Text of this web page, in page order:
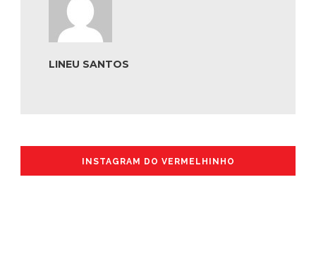
LINEU SANTOS
INSTAGRAM DO VERMELHINHO